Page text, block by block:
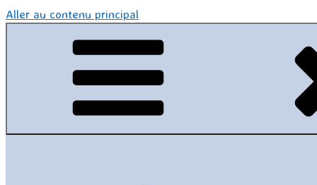
Aller au contenu principal